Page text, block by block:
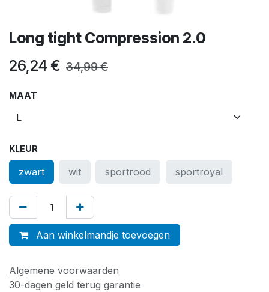
Long tight Compression 2.0
26,24 € 34,99€
MAAT
KLEUR
zwart wit sportrood sportroyal
Aan winkelmandje toevoegen
Algemene voorwaarden
30-dagen geld terug garantie